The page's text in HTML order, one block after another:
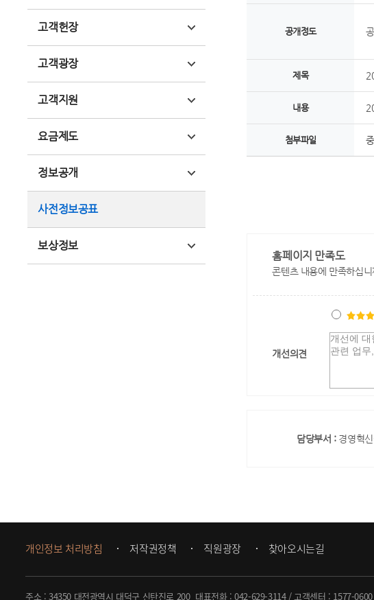
고객헌장
고객광장
고객지원
요금제도
정보공개
사전정보공표
보상정보
공개정도
제목
내용
첨부파일
홈페이지 만족도
콘텐츠 내용에 만족하십
개선의견
담당부서 : 경영혁
개인정보 처리방침 저작권정책 직원광장 찾아오시는길
주소 : 34350 대전광역시 대덕구 신탄진로 200 대표전화 :042-629-3114/ 고객센터 : 1577-0600